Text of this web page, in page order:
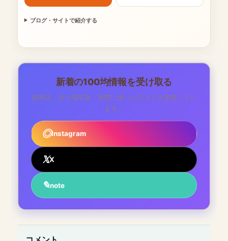
ブログ・サイトで紹介する
新着の100均情報を受け取る
新商品・売り場写真・実際に使った口コミを更新してい
ます。
Instagram
X
note